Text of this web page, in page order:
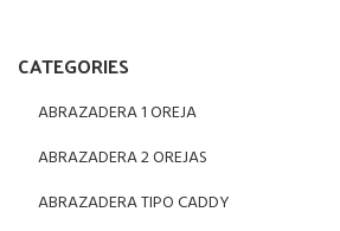
CATEGORIES
ABRAZADERA 1 OREJA
ABRAZADERA 2 OREJAS
ABRAZADERA TIPO CADDY